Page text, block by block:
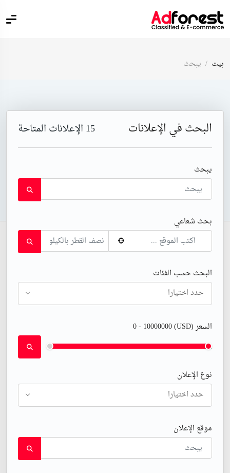
بيت يبحث
البحث في الإعلانات 15 الإعلانات المتاحة
يبحث
بحث شعاعي
البحث حسب الفئات
حدد اختيارا
السعر (USD) 0-10000000
⚊
نوع الإعلان
حدد اختيارا
موقع الإعلان